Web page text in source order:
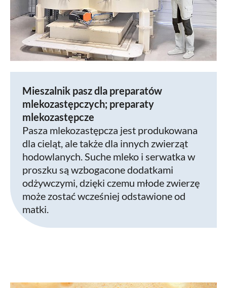
Mieszalnik pasz dla preparatów
mlekozastępczych; preparaty
mlekozastępcze
Pasza mlekozastępcza jest produkowana
dla cieląt, ale także dla innych zwierząt
hodowlanych. Suche mleko i serwatka w
proszku są wzbogacone dodatkami
odżywczymi, dzięki czemu młode zwierzę
może zostać wcześniej odstawione od
matki.